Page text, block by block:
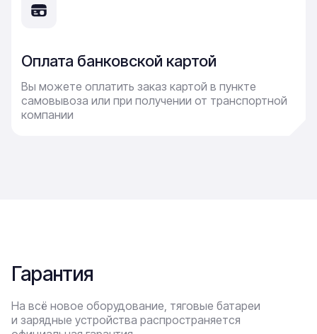
Оплата банковской картой
Вы можете оплатить заказ картой в пункте
самовывоза или при получении от транспортной
компании
Гарантия
На всё новое оборудование, тяговые батареи
и зарядные устройства распространяется